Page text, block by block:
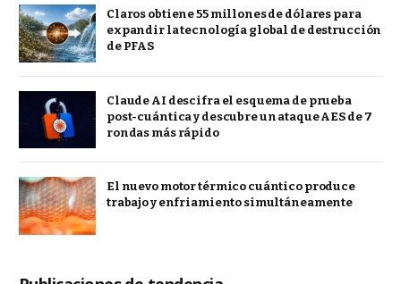
Claros obtiene 55 millones de dólares para
expandir la tecnología global de destrucción
de PFAS
Claude AI descifra el esquema de prueba
post-cuántica y descubre un ataque AES de 7
rondas más rápido
El nuevo motor térmico cuántico produce
trabajo y enfriamiento simultáneamente